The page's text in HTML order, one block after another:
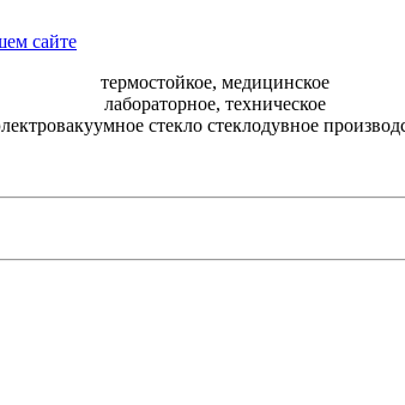
термостойкое, медицинское
лабораторное, техническое
стекло стеклодувное